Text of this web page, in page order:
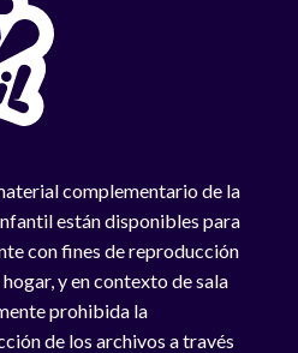
complementario de la
están disponibles para
con fines de reproducción
y en contexto de sala
prohibida la
de los archivos a través